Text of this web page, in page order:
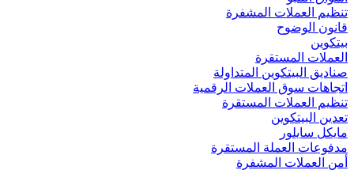
تنظيم العملات المشفرة
قانون الوضوح
بيتكوين
العملات المستقرة
صناديق البيتكوين المتداولة
اتجاهات سوق العملات الرقمية
تنظيم العملات المستقرة
تعدين البيتكوين
مايكل سايلور
مدفوعات العملة المستقرة
أمن العملات المشفرة